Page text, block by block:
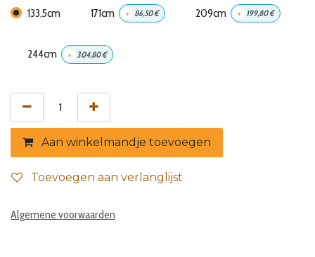
133,5cm 171cm + 86,50€ 209cm + 199,80€
244cm + 304,80€
Aan winkelmandje toevoegen
Toevoegen aan verlanglijst
Algemene voorwaarden